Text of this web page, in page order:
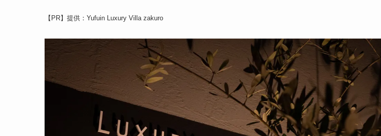
【PR】提供：Yufuin Luxury Villa zakuro